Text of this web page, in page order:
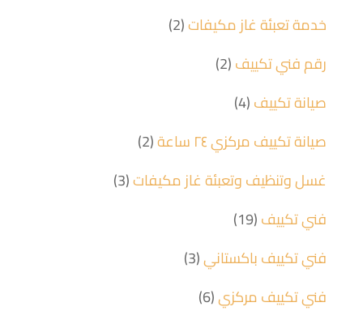
خدمة تعبئة غاز مكيفات(2)
رقم فني تكييف(2)
صيانة تكييف(4)
صيانة تكييف مركزي ٢٤ ساعة
(2)
غسل وتنظيف وتعبئة غاز مكيفات(3)
فني تكييف(19)
فني تكييف باكستاني(3)
فني تكييف مركزي(6)